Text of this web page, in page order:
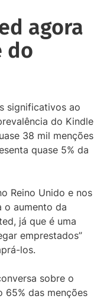
agora
do
significativos ao
do Kindle
38 mil menções
quase 5% da
Reino Unido e nos
o aumento da
já que é uma
emprestados”
los.
sobre o
65% das menções